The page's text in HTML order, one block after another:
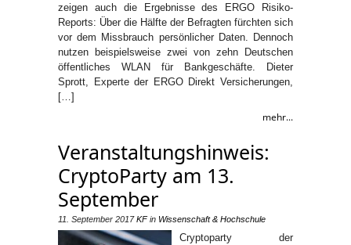
zeigen auch die Ergebnisse des ERGO Risiko-
Reports: Über die Hälfte der Befragten fürchten sich
vor dem Missbrauch persönlicher Daten. Dennoch
nutzen beispielsweise zwei von zehn Deutschen
öffentliches WLAN für Bankgeschäfte. Dieter
Sprott, Experte der ERGO Direkt Versicherungen,
[…]
mehr...
Veranstaltungshinweis:
CryptoParty am 13.
September
11. September 2017 KFin Wissenschaft & Hochschule
Cryptoparty der